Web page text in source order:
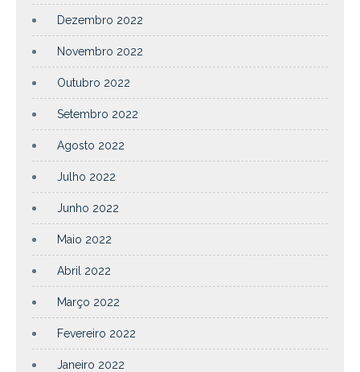
Dezembro 2022
Novembro 2022
Outubro 2022
Setembro 2022
Agosto 2022
Julho 2022
Junho 2022
Maio 2022
Abril 2022
Março 2022
Fevereiro 2022
Janeiro 2022